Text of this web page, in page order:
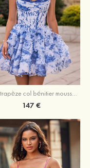
Robe trapèze col bénitier mousseline courte/mini robe de fête de la rentrée avec appliqué
147 €